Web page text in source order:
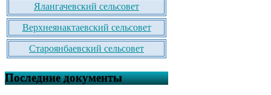
Ялангачевский сельсовет
Верхнеянактаевский сельсовет
Староянбаевский сельсовет
Последние документы